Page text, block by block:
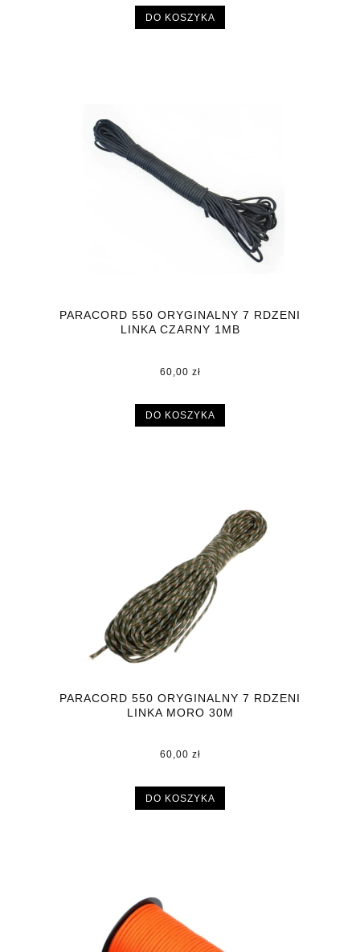
DO KOSZYKA
PARACORD 550 ORYGINALNY 7 RDZENI
LINKA CZARNY 1MB
60,00 zł
DO KOSZYKA
PARACORD 550 ORYGINALNY 7 RDZENI
LINKA MORO 30M
60,00 zł
DO KOSZYKA